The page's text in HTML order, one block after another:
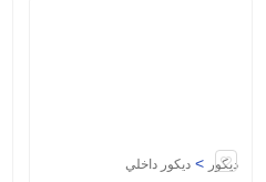
ديكور > ديكور داخلي